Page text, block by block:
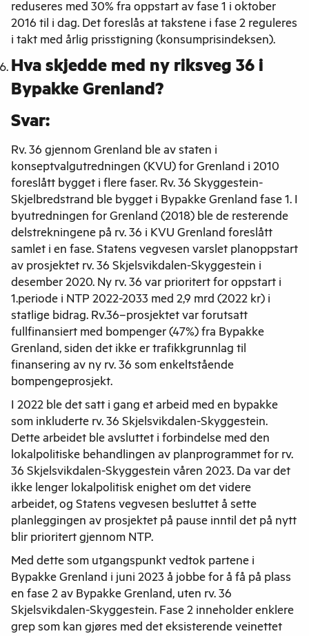
reduseres med 30% fra oppstart av fase 1 i oktober
2016 til i dag. Det foreslås at takstene i fase 2 reguleres
i takt med årlig prisstigning (konsumprisindeksen).
Hva skjedde med ny riksveg 36 i
Bypakke Grenland?
Svar:
Rv. 36 gjennom Grenland ble av staten i
konseptvalgutredningen (KVU) for Grenland i 2010
foreslått bygget i flere faser. Rv. 36 Skyggestein-
Skjelbredstrand ble bygget i Bypakke Grenland fase 1. I
byutredningen for Grenland (2018) ble de resterende
delstrekningene på rv. 36 i KVU Grenland foreslått
samlet i en fase. Statens vegvesen varslet planoppstart
av prosjektet rv. 36 Skjelsvikdalen-Skyggestein i
desember 2020. Ny rv. 36 var prioritert for oppstart i
1.periode i NTP 2022-2033 med 2,9 mrd (2022 kr) i
statlige bidrag. Rv.36–prosjektet var forutsatt
fullfinansiert med bompenger (47%) fra Bypakke
Grenland, siden det ikke er trafikkgrunnlag til
finansering av ny rv. 36 som enkeltstående
bompengeprosjekt.
I 2022 ble det satt i gang et arbeid med en bypakke
som inkluderte rv. 36 Skjelsvikdalen-Skyggestein.
Dette arbeidet ble avsluttet i forbindelse med den
lokalpolitiske behandlingen av planprogrammet for rv.
36 Skjelsvikdalen-Skyggestein våren 2023. Da var det
ikke lenger lokalpolitisk enighet om det videre
arbeidet, og Statens vegvesen besluttet å sette
planleggingen av prosjektet på pause inntil det på nytt
blir prioritert gjennom NTP.
Med dette som utgangspunkt vedtok partene i
Bypakke Grenland i juni 2023 å jobbe for å få på plass
en fase 2 av Bypakke Grenland, uten rv. 36
Skjelsvikdalen-Skyggestein. Fase 2 inneholder enklere
grep som kan gjøres med det eksisterende veinettet